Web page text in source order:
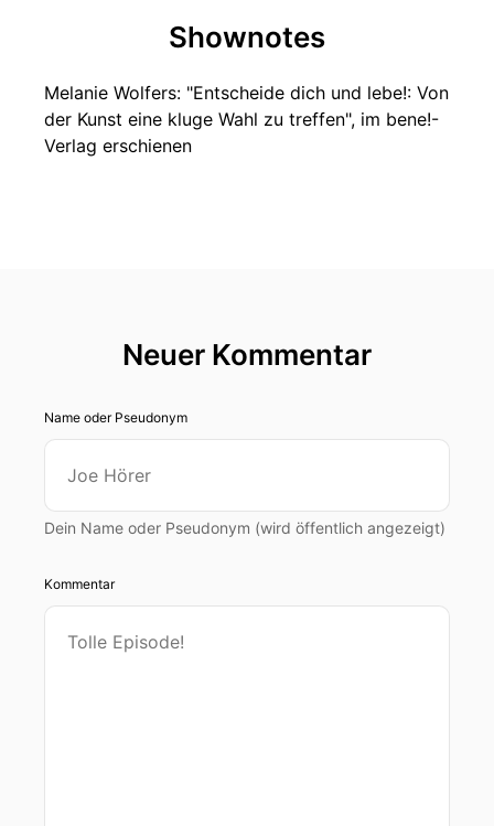
Shownotes
Melanie Wolfers: "Entscheide dich und lebe!: Von
der Kunst eine kluge Wahl zu treffen", im bene!-
Verlag erschienen
Neuer Kommentar
Name oder Pseudonym
Dein Name oder Pseudonym (wird öffentlich angezeigt)
Kommentar